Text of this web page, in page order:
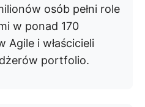
osób pełni role
w ponad 170
Agile i właścicieli
portfolio.